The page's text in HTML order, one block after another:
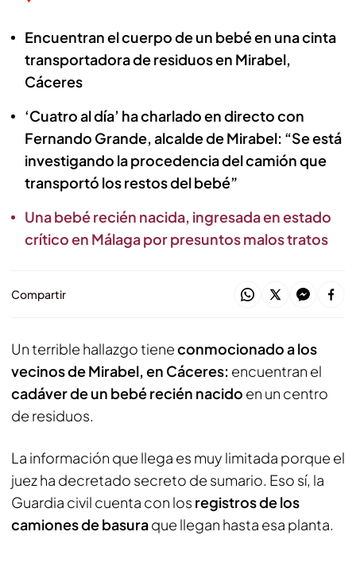
Encuentran el cuerpo de un bebé en una cinta
transportadora de residuos en Mirabel,
Cáceres
‘Cuatro al día’ ha charlado en directo con
Fernando Grande, alcalde de Mirabel: “Se está
investigando la procedencia del camión que
transportó los restos del bebé”
Una bebé recién nacida, ingresada en estado
crítico en Málaga por presuntos malos tratos
Compartir
Un terrible hallazgo tieneconmocionado a los
vecinos de Mirabel, en Cáceres: encuentran el
cadáver de un bebé recién nacido en un centro
de residuos.
La información que llega es muy limitada porque el
juez ha decretado secreto de sumario. Eso sí, la
Guardia civil cuenta con los registros de los
camiones de basuraque llegan hasta esa planta.